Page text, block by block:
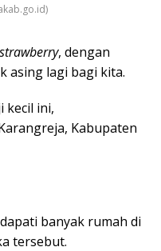
strawberry, dengan
asing lagi bagi kita.
kecil ini,
Kabupaten
banyak rumah di
tersebut.